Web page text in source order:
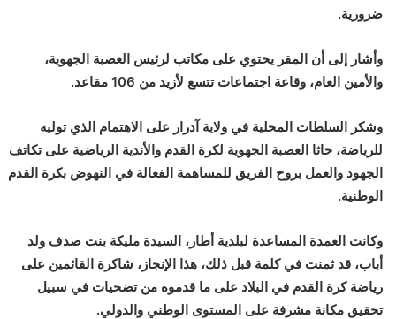
ضرورية.
وأشار إلى أن المقر يحتوي على مكاتب لرئيس العصبة الجهوية،
والأمين العام، وقاعة اجتماعات تتسع لأزيد من 106 مقاعد.
وشكر السلطات المحلية في ولاية آدرار على الاهتمام الذي توليه
للرياضة، حاثا العصبة الجهوية لكرة القدم والأندية الرياضية على تكاتف
الجهود والعمل بروح الفريق للمساهمة الفعالة في النهوض بكرة القدم
الوطنية.
وكانت العمدة المساعدة لبلدية أطار، السيدة مليكة بنت صدف ولد
أباب، قد ثمنت في كلمة قبل ذلك، هذا الإنجاز، شاكرة القائمين على
رياضة كرة القدم في البلاد على ما قدموه من تضحيات في سبيل
تحقيق مكانة مشرفة على المستوى الوطني والدولي.